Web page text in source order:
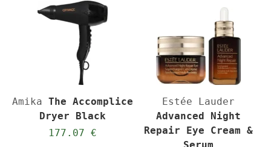
Amika The Accomplice
Dryer Black
177.07 €
Estée Lauder
Advanced Night
Repair Eye Cream &